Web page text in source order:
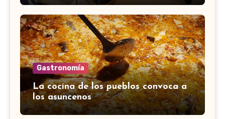
Gastronomía
La cocina de los pueblos convoca a
los asuncenos